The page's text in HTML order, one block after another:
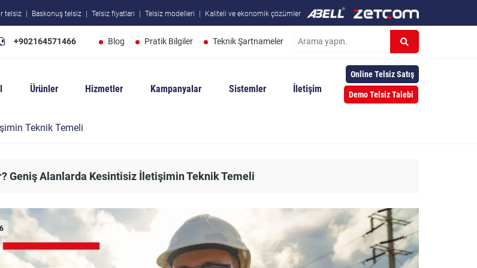
telsiz Baskonuş telsiz Telsiz fiyatları Telsiz modelleri Kaliteli ve ekonomik çözümler
+902164571466 Blog Pratik Bilgiler Teknik Şartnameler
Ürünler Hizmetler Kampanyalar Sistemler İletişim Demo Telsiz Talebi
Online Telsiz Satış
Teknik Temeli
Geniş Alanlarda Kesintisiz İletişimin Teknik Temeli